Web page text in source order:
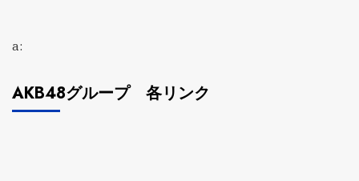
a:
AKB48グループ 各リンク